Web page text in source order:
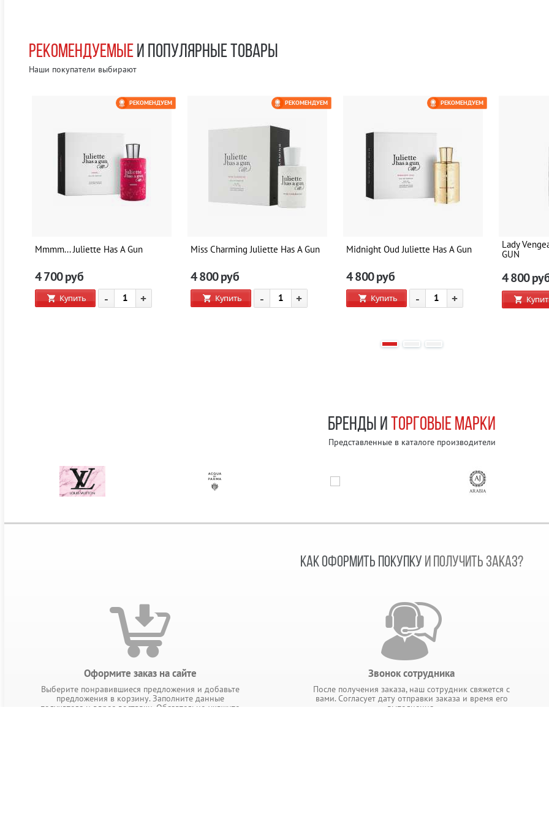
РЕКОМЕНДУЕМЫЕИ ПОПУЛЯРНЫЕ ТОВАРЫ
Наши покупатели выбирают
Mmmm... Juliette Has A Gun
4 700руб
Купить - +
РЕКОМЕНДУЕМ
Miss Charming Juliette Has A Gun
4 800руб
Купить - +
РЕКОМЕНДУЕМ
Midnight Oud Juliette Has A Gun
4 800руб
Купить - +
РЕКОМЕНДУЕМ
Lady
GUN
4 800
БРЕНДЫ И ТОРГОВЫЕ МАРКИ
Представленные в каталоге производители
КАК ОФОРМИТЬ ПОКУПКУ И ПОЛУЧИТЬ ЗАКАЗ?
Оформите заказ на сайте
Выберите понравившиеся предложения и добавьте
предложения в корзину. Заполните данные
получателя и адрес доставки. Обязательно укажите
Звонок сотрудника
После получения заказа, наш сотрудник свяжется с
вами. Согласует дату отправки заказа и время его
выполнения.